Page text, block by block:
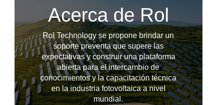
Acerca de Rol
Rol Technology se propone brindar un
soporte preventa que supere las
expectativas y construir una plataforma
abierta para el intercambio de
conocimientos y la capacitación técnica
en la industria fotovoltaica a nivel
mundial.